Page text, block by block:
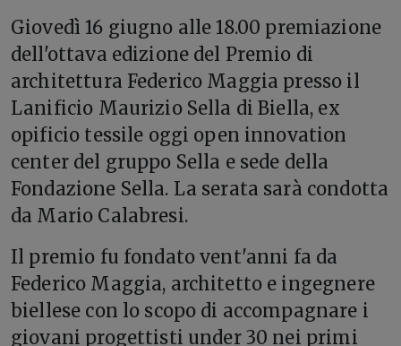
Giovedì 16 giugno alle 18.00 premiazione
dell'ottava edizione del Premio di
architettura Federico Maggia presso il
Lanificio Maurizio Sella di Biella, ex
opificio tessile oggi open innovation
center del gruppo Sella e sede della
Fondazione Sella. La serata sarà condotta
da Mario Calabresi.
Il premio fu fondato vent'anni fa da
Federico Maggia, architetto e ingegnere
biellese con lo scopo di accompagnare i
giovani progettisti under 30 nei primi